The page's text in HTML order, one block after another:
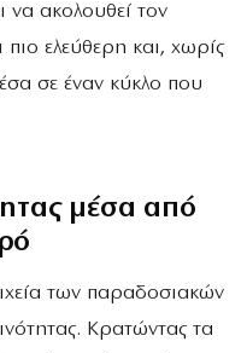
να ακολουθεί τον
ελεύθερη και, χωρίς
σε έναν κύκλο που
μέσα από
των παραδοσιακών
Κρατώντας τα